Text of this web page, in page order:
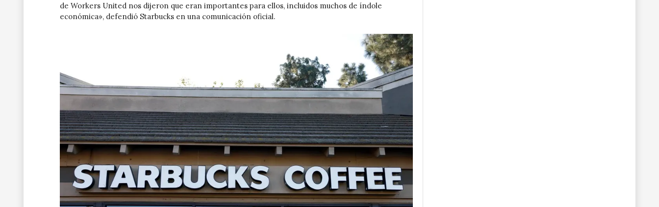
de Workers United nos dijeron que eran importantes para ellos, incluidos muchos de índole
económica», defendió Starbucks en una comunicación oficial.